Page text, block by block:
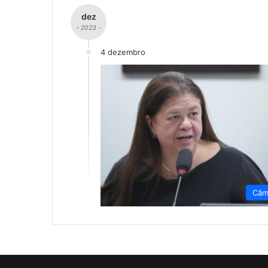
dez
- 2023 -
4 dezembro